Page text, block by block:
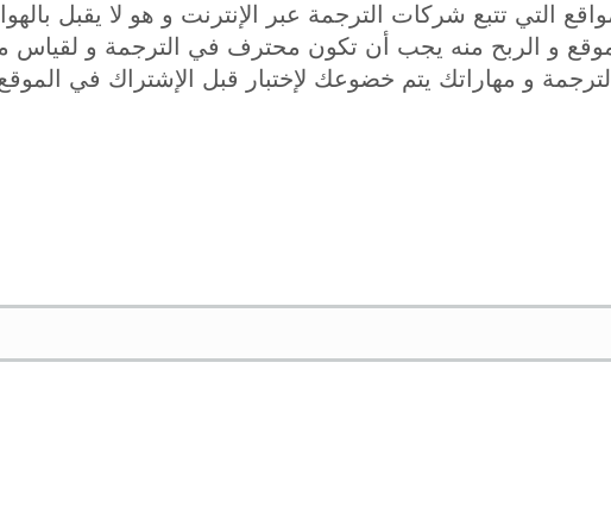
التي تتبع شركات الترجمة عبر الإنترنت و هو لا يقبل
و الربح منه يجب أن تكون محترف في الترجمة و
الترجمة و مهاراتك يتم خضوعك لإختبار قبل الإشتراك في